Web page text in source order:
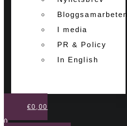
Bloggsamarbeten
I media
PR & Policy
In English
€0,00
0